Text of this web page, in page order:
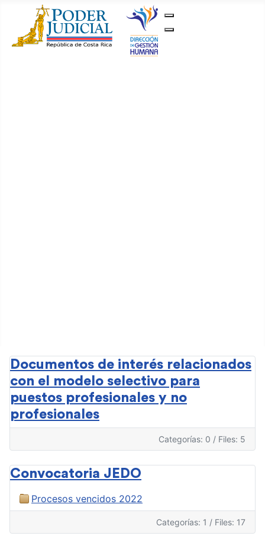
Documentos de interés relacionados
con el modelo selectivo para
puestos profesionales y no
profesionales
Categorías: 0 / Files: 5
Convocatoria JEDO
Procesos vencidos 2022
Categorías: 1 / Files: 17